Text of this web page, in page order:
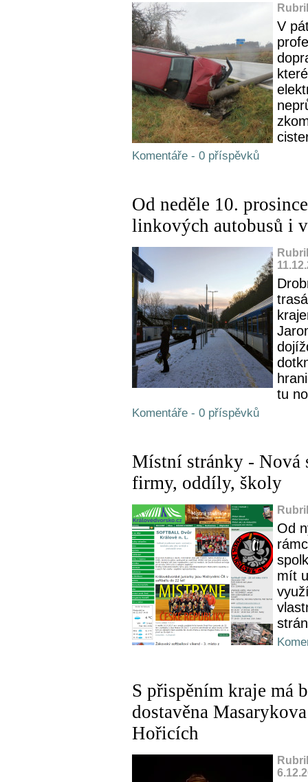
V
Komentáře - 0 příspěvků
Od neděle 10.
linkových autobusů i
tu
Komentáře - 0 příspěvků
Místní stránky - Nová
firmy, oddíly, školy
Od
mít
S přispěním kraje má
dostavěna
Hořicích